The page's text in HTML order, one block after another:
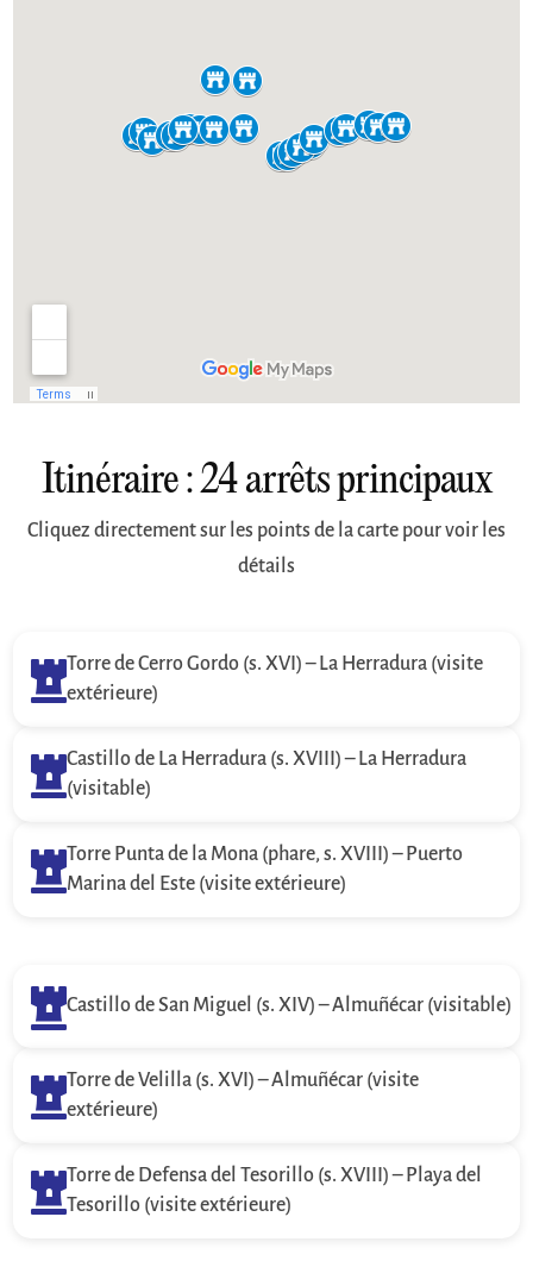
Itinéraire : 24 arrêts principaux
Cliquez directement sur les points de la carte pour voir les
détails
Torre de Cerro Gordo (s. XVI) – La Herradura (visite
extérieure)
Castillo de La Herradura (s. XVIII) – La Herradura
(visitable)
Torre Punta de la Mona (phare, s. XVIII) – Puerto
Marina del Este (visite extérieure)
Castillo de San Miguel (s. XIV) – Almuñécar (visitable)
Torre de Velilla (s. XVI) – Almuñécar (visite
extérieure)
Torre de Defensa del Tesorillo (s. XVIII) – Playa del
Tesorillo (visite extérieure)